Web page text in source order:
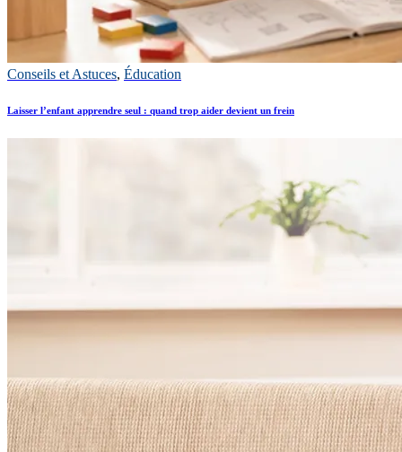
Conseils et Astuces, Éducation
Laisser l’enfant apprendre seul : quand trop aider devient un frein